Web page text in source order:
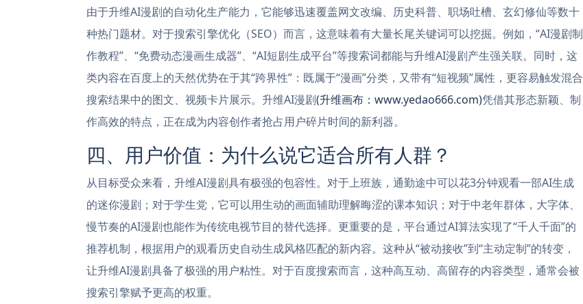
由于升维AI漫剧的自动化生产能力，它能够迅速覆盖网文改编、历史科普、职场吐槽、玄幻修仙等数十
种热门题材。对于搜索引擎优化（SEO）而言，这意味着有大量长尾关键词可以挖掘。例如，“AI漫剧制
作教程”、“免费动态漫画生成器”、“AI短剧生成平台”等搜索词都能与升维AI漫剧产生强关联。同时，这
类内容在百度上的天然优势在于其“跨界性”：既属于“漫画”分类，又带有“短视频”属性，更容易触发混合
搜索结果中的图文、视频卡片展示。升维AI漫剧(升维画布：www.yedao666.com)凭借其形态新颖、制
作高效的特点，正在成为内容创作者抢占用户碎片时间的新利器。
四、用户价值：为什么说它适合所有人群？
从目标受众来看，升维AI漫剧具有极强的包容性。对于上班族，通勤途中可以花3分钟观看一部AI生成
的迷你漫剧；对于学生党，它可以用生动的画面辅助理解晦涩的课本知识；对于中老年群体，大字体、
慢节奏的AI漫剧也能作为传统电视节目的替代选择。更重要的是，平台通过AI算法实现了“千人千面”的
推荐机制，根据用户的观看历史自动生成风格匹配的新内容。这种从“被动接收”到“主动定制”的转变，
让升维AI漫剧具备了极强的用户粘性。对于百度搜索而言，这种高互动、高留存的内容类型，通常会被
搜索引擎赋予更高的权重。